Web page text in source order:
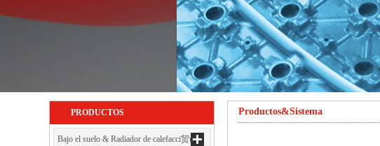
PRODUCTOS
Bajo el suelo & Radiador de calefacci贸n
Productos&Sistema